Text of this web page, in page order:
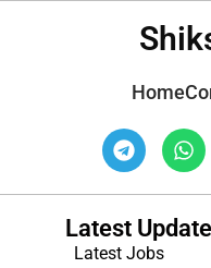
Home
Latest Update
Latest Jobs